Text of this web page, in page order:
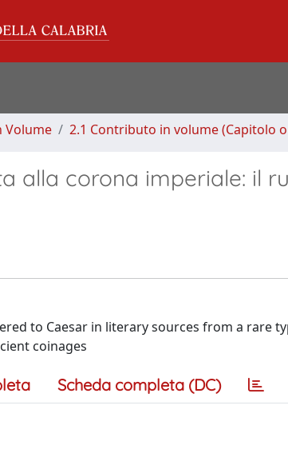
Volume 2.1 Contributo in volume (Capitolo
alla corona imperiale: il
to Caesar in literary sources from a rare
coinages
Scheda completa (DC)